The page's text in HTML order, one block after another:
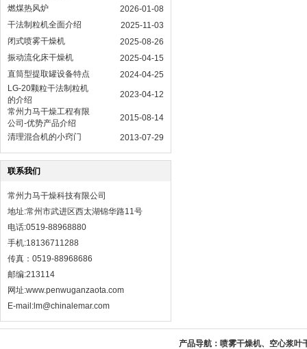
燃煤热风炉
2026-01-08
干法制粒机全面介绍
2025-11-03
闭式喷雾干燥机
2025-08-26
振动流化床干燥机
2025-04-15
直筒型提取罐设备特点
2024-04-25
LG-20颗粒干法制粒机
的介绍
2023-04-12
常州力马干燥工程有限
公司-优势产品介绍
2015-08-14
清理混合机的小窍门
2013-07-29
联系我们
常州力马干燥科技有限公司
地址:常州市武进区西太湖锦华路11号
电话:0519-88968880
手机:18136711288
传真：0519-88968686
邮编:213114
网址:www.penwuganzaota.com
E-mail:lm@chinalemar.com
产品导航： 喷雾干燥机、空心浆叶